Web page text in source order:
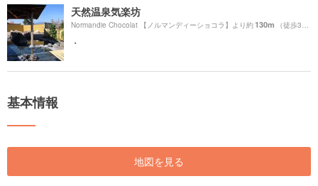
天然温泉気楽坊
Normandie Chocolat 【ノルマンディーショコラ】より約130m （徒歩3分）
・
基本情報
地図を見る